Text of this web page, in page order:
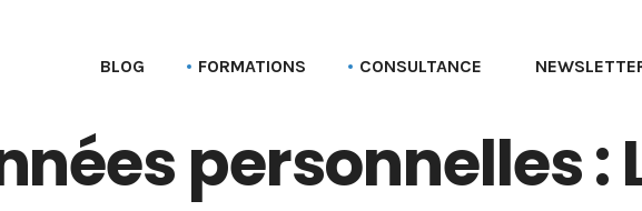
BLOG FORMATIONS
Formation aux pages Linkedin (entreprise)
CONSULTANCE
personnelles :